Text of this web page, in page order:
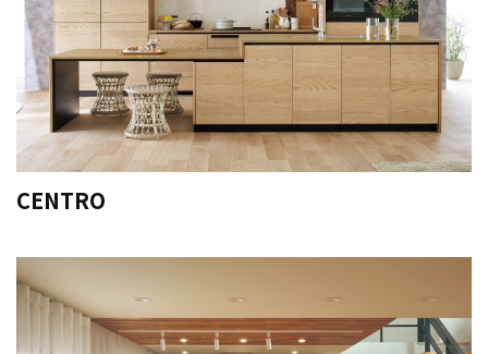
CENTRO